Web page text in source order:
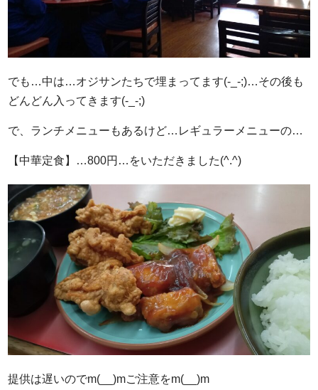
でも…中は…オジサンたちで埋まってます(-_-;)…その後も
どんどん入ってきます(-_-;)
で、ランチメニューもあるけど…レギュラーメニューの…
【中華定食】…800円…をいただきました(^.^)
提供は遅いのでm(__)mご注意をm(__)m